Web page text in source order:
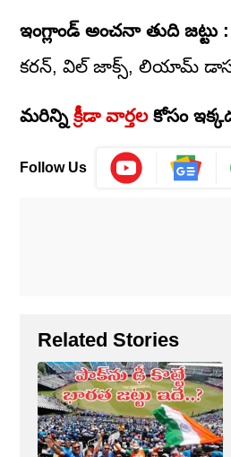
ఇంగ్లాండ్ అంచనా తుది జట్టు :
కరన్, విల్ జాక్స్, లియామ్
మరిన్ని క్రీడా వార్తలకోసం
Follow Us
Related Stories